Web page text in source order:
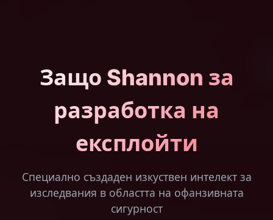
Защо Shannon за
разработка на
експлойти
Специално създаден изкуствен интелект за
изследвания в областта на офанзивната
сигурност